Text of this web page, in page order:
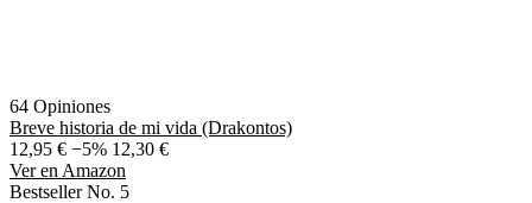
64 Opiniones
Breve historia de mi vida (Drakontos)
12,95 € −5% 12,30 €
Ver en Amazon
Bestseller No. 5